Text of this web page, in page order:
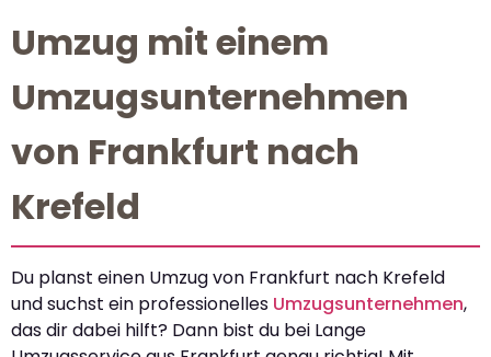
Umzug mit einem
Umzugsunternehmen
von Frankfurt nach
Krefeld
Du planst einen Umzug von Frankfurt nach Krefeld
und suchst ein professionelles Umzugsunternehmen,
das dir dabei hilft? Dann bist du bei Lange